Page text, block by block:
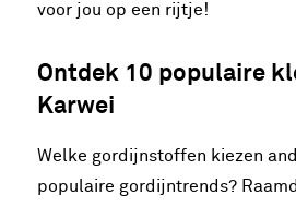
voor jou op een rijtje!
Ontdek 10 populaire
Karwei
Welke gordijnstoffen kiezen
populaire gordijntrends?